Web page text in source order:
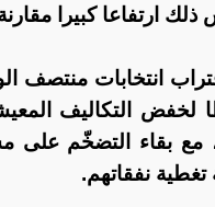
ارتفاعا كبيرا مقارنة
انتخابات منتصف
لخفض التكاليف
مع بقاء التضخّم
نفقاتهم.